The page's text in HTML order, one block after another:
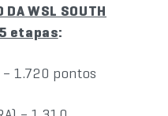
DA WSL SOUTH
etapas:
– 1.720 pontos